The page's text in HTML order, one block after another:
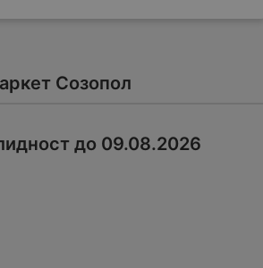
Созопол
до 09.08.2026